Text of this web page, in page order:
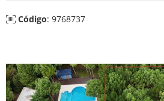
Código: 9768737